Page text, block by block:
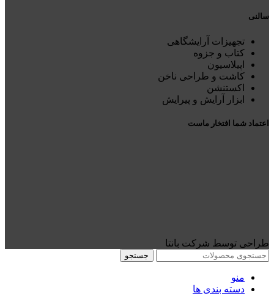
سالنی
تجهیزات آرایشگاهی
کتاب و جزوه
اپیلاسیون
کاشت و طراحی ناخن
اکستنشن
ابزار آرایش و پیرایش
اعتماد شما افتخار ماست
طراحی توسط شرکت بانتا
جستجو
منو
دسته بندی ها